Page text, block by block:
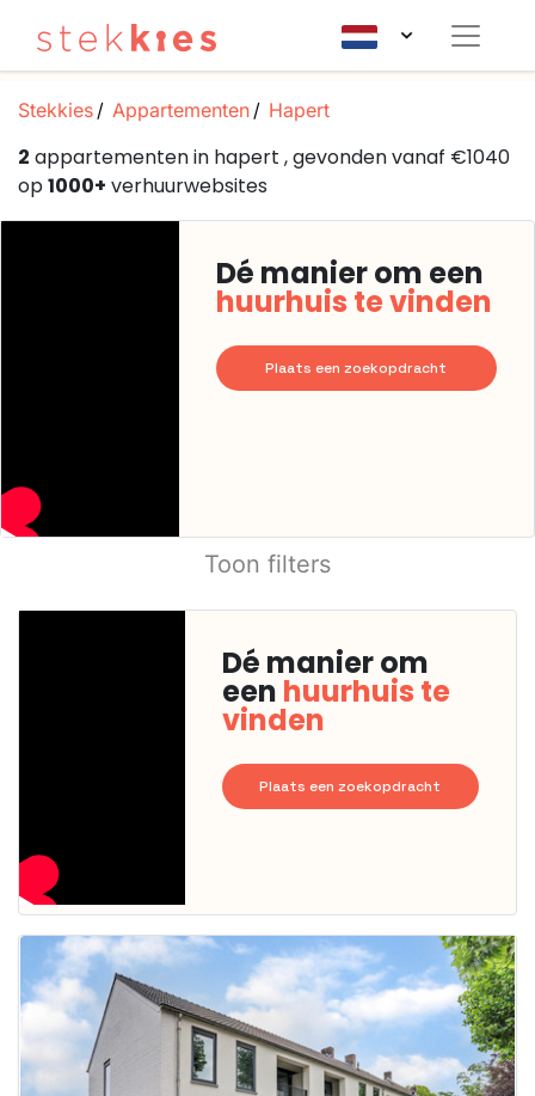
Stekkies Appartementen Hapert
2 appartementen in hapert , gevonden vanaf €1040
op1000+ verhuurwebsites
Dé manier om een
huurhuis te vinden
Plaats een zoekopdracht
Toon filters
Dé manier om
een huurhuis te
vinden
Plaats een zoekopdracht
Deze woning
is
waarschijnlijk
al verhuurd
Om kans te
maken moet je
binnen 15